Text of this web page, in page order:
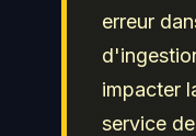
erreur
impacter
service